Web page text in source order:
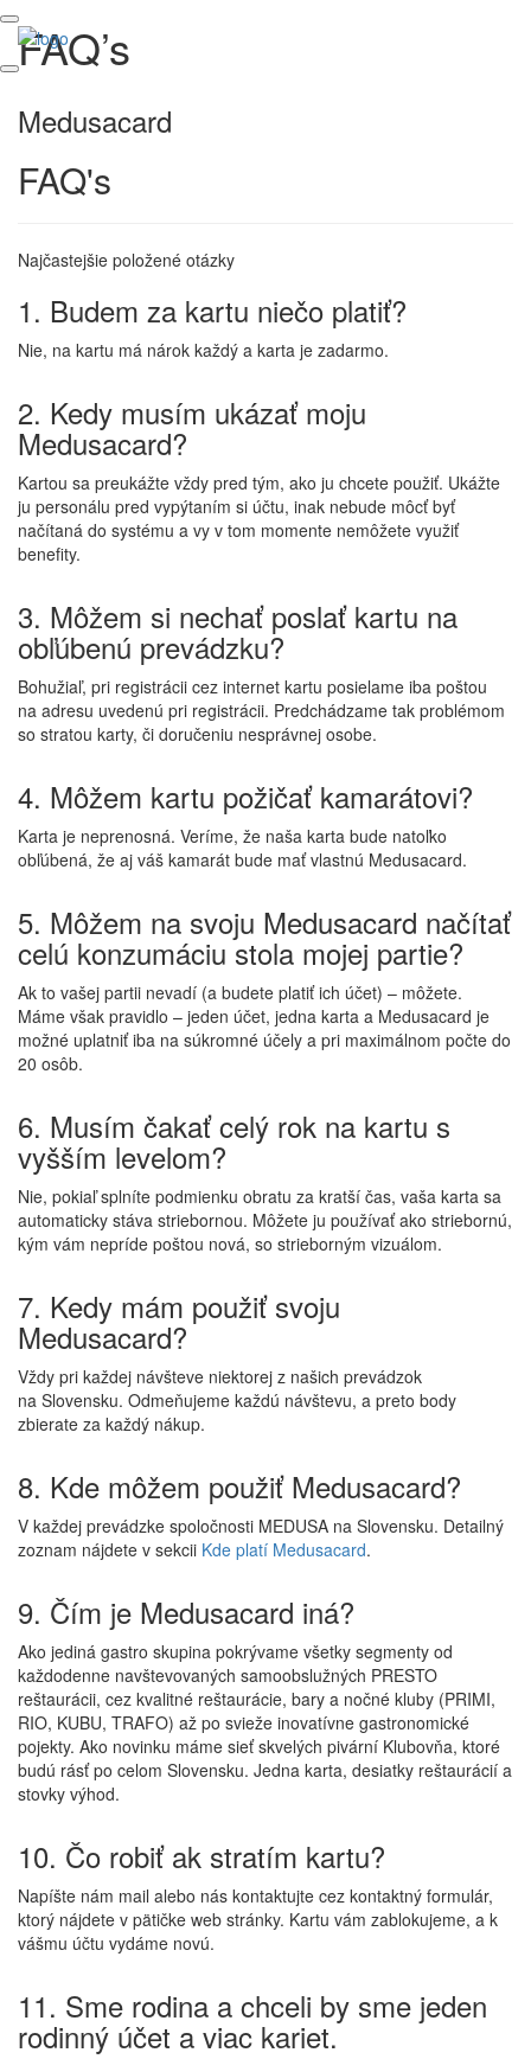
FAQ’s
Medusacard
FAQ's
Najčastejšie položené otázky
1. Budem za kartu niečo platiť?
Nie, na kartu má nárok každý a karta je zadarmo.
2. Kedy musím ukázať moju
Medusacard?
Kartou sa preukážte vždy pred tým, ako ju chcete použiť. Ukážte
ju personálu pred vypýtaním si účtu, inak nebude môcť byť
načítaná do systému a vy v tom momente nemôžete využiť
benefity.
3. Môžem si nechať poslať kartu na
obľúbenú prevádzku?
Bohužiaľ, pri registrácii cez internet kartu posielame iba poštou
na adresu uvedenú pri registrácii. Predchádzame tak problémom
so stratou karty, či doručeniu nesprávnej osobe.
4. Môžem kartu požičať kamarátovi?
Karta je neprenosná. Veríme, že naša karta bude natoľko
obľúbená, že aj váš kamarát bude mať vlastnú Medusacard.
5. Môžem na svoju Medusacard načítať
celú konzumáciu stola mojej partie?
Ak to vašej partii nevadí (a budete platiť ich účet) – môžete.
Máme však pravidlo – jeden účet, jedna karta a Medusacard je
možné uplatniť iba na súkromné účely a pri maximálnom počte do
20 osôb.
6. Musím čakať celý rok na kartu s
vyšším levelom?
Nie, pokiaľ splníte podmienku obratu za kratší čas, vaša karta sa
automaticky stáva striebornou. Môžete ju používať ako striebornú,
kým vám nepríde poštou nová, so strieborným vizuálom.
7. Kedy mám použiť svoju
Medusacard?
Vždy pri každej návšteve niektorej z našich prevádzok
na Slovensku. Odmeňujeme každú návštevu, a preto body
zbierate za každý nákup.
8. Kde môžem použiť Medusacard?
V každej prevádzke spoločnosti MEDUSA na Slovensku. Detailný
zoznam nájdete v sekcii Kde platí Medusacard.
9. Čím je Medusacard iná?
Ako jediná gastro skupina pokrývame všetky segmenty od
každodenne navštevovaných samoobslužných PRESTO
reštaurácii, cez kvalitné reštaurácie, bary a nočné kluby (PRIMI,
RIO, KUBU, TRAFO) až po svieže inovatívne gastronomické
pojekty. Ako novinku máme sieť skvelých pivární Klubovňa, ktoré
budú rásť po celom Slovensku. Jedna karta, desiatky reštaurácií a
stovky výhod.
10. Čo robiť ak stratím kartu?
Napíšte nám mail alebo nás kontaktujte cez kontaktný formulár,
ktorý nájdete v pätičke web stránky. Kartu vám zablokujeme, a k
vášmu účtu vydáme novú.
11. Sme rodina a chceli by sme jeden
rodinný účet a viac kariet.